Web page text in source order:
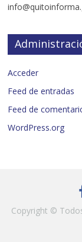
Acceder
Feed de entradas
Feed de
WordPress.org
Copyright ©